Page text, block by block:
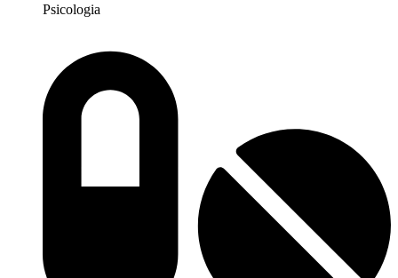
Psicologia